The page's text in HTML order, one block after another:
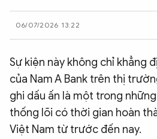
QUỐC TẾ
VĂN HÓA - THỂ THAO
BẠN ĐỌC & CAND
06/07/2026 13:22
Sự kiện này không chỉ khẳng
của Nam A Bank trên thị
ghi dấu ấn là một trong
thống lõi có thời gian hoàn
Việt Nam từ trước đến nay.